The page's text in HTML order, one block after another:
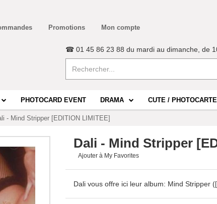
Promotions Mon compte
☎ 01 45 86 23 88 du mardi au dimanche, de
PHOTOCARD EVENT DRAMA CUTE / PHOTOCARTE
- Mind Stripper [EDITION LIMITEE]
Dali - Mind Stripper
Ajouter à My Favorites
Dali vous offre ici leur album: Mind Stripper